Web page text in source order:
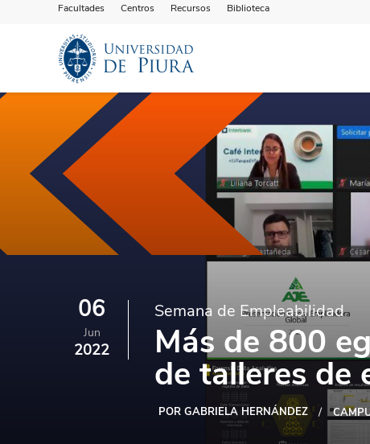
Facultades Centros Recursos Biblioteca
06
Jun
2022
Semana de Empleabilidad
Más de 800
de talleres de
POR GABRIELA HERNÁNDEZ